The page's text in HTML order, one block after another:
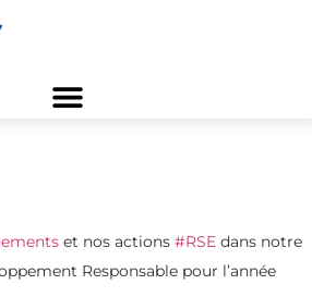
et nos actions #RSE dans notre
Responsable pour l’année